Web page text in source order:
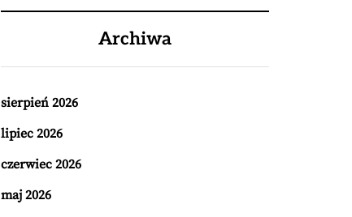
Archiwa
sierpień 2026
lipiec 2026
czerwiec 2026
maj 2026